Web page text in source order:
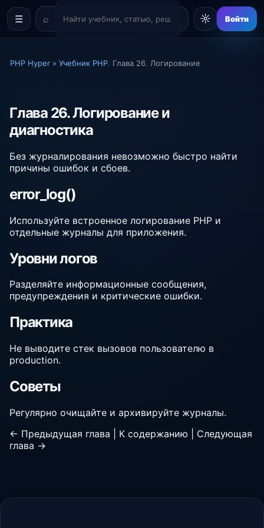
☰ ☼ Войти
PHP Hyper » Учебник PHP. Глава 26. Логирование
Глава 26. Логирование и
диагностика
Без журналирования невозможно быстро найти
причины ошибок и сбоев.
error_log()
Используйте встроенное логирование PHP и
отдельные журналы для приложения.
Уровни логов
Разделяйте информационные сообщения,
предупреждения и критические ошибки.
Практика
Не выводите стек вызовов пользователю в
production.
Советы
Регулярно очищайте и архивируйте журналы.
← Предыдущая глава
К содержанию
Следующая
глава →